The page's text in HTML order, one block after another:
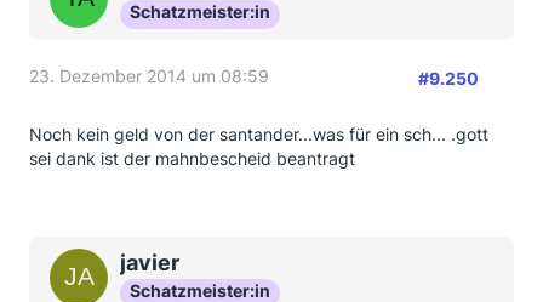
Schatzmeister:in
23. Dezember 2014 um 08:59 #9.250
Noch kein geld von der santander...was für ein sch... .gott
sei dank ist der mahnbescheid beantragt
javier
Schatzmeister:in